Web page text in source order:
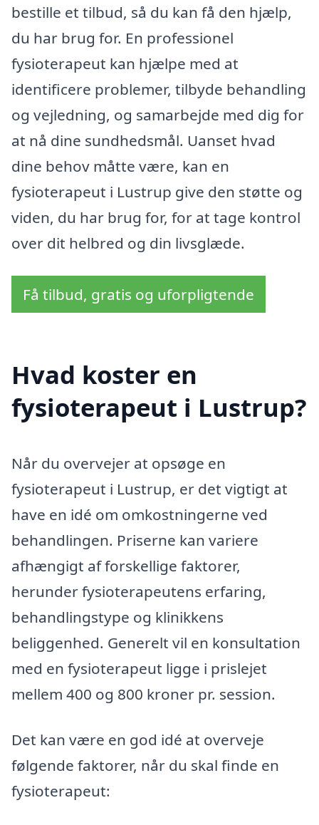
bestille et tilbud, så du kan få den hjælp,
du har brug for. En professionel
fysioterapeut kan hjælpe med at
identificere problemer, tilbyde behandling
og vejledning, og samarbejde med dig for
at nå dine sundhedsmål. Uanset hvad
dine behov måtte være, kan en
fysioterapeut i Lustrup give den støtte og
viden, du har brug for, for at tage kontrol
over dit helbred og din livsglæde.
Få tilbud, gratis og uforpligtende
Hvad koster en
fysioterapeut i Lustrup?
Når du overvejer at opsøge en
fysioterapeut i Lustrup, er det vigtigt at
have en idé om omkostningerne ved
behandlingen. Priserne kan variere
afhængigt af forskellige faktorer,
herunder fysioterapeutens erfaring,
behandlingstype og klinikkens
beliggenhed. Generelt vil en konsultation
med en fysioterapeut ligge i prislejet
mellem 400 og 800 kroner pr. session.
Det kan være en god idé at overveje
følgende faktorer, når du skal finde en
fysioterapeut: